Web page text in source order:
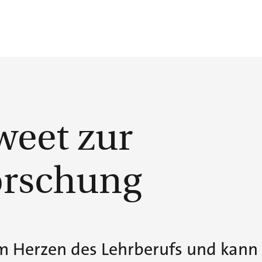
zur
Herzen des Lehrberufs und kann